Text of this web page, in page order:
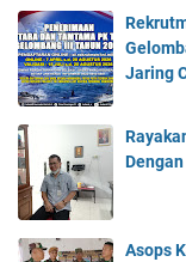
Jaring
Asops